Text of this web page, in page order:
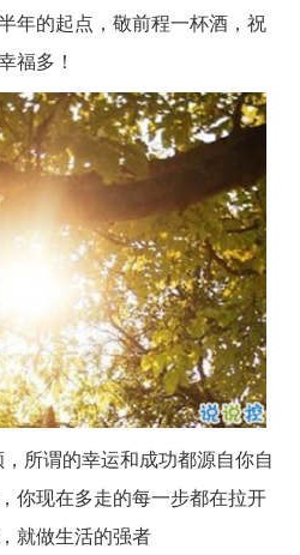
年的起点，敬前程一杯酒，祝
福多！
所谓的幸运和成功都源自你自
你现在多走的每一步都在拉开
就做生活的强者